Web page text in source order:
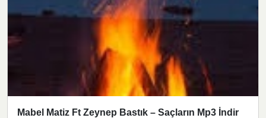
Mabel Matiz Ft Zeynep Bastık – Saçların Mp3 İndir